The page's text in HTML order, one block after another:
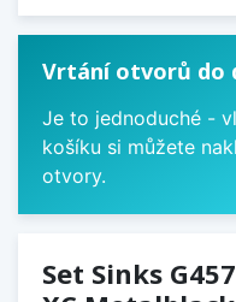
Vrtání otvorů do
Je to jednoduché -
košíku si můžete
otvory.
Set Sinks